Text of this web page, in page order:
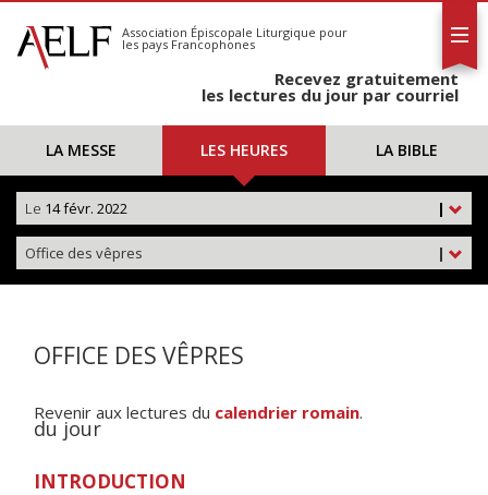
S'abonner
Calendrier
Association Épiscopale Liturgique pour
les pays Francophones
Recevez gratuitement
les lectures du jour par courriel
LA MESSE LES HEURES LA BIBLE
|
Le 14 févr. 2022
|
Office des vêpres
OFFICE DES VÊPRES
Revenir aux lectures du calendrier romain.
du jour
INTRODUCTION